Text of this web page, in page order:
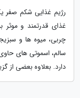
غذای قدرتمند و
چربی، میوه ها و
سالم، اسموتی های
دارد. بعلاوه بعضی از